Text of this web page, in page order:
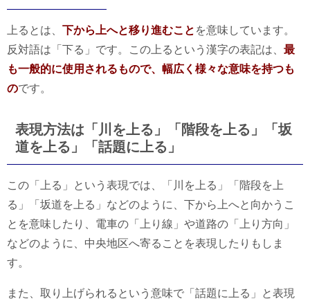
上るとは、 下から上へと移り進むこと を意味しています。
反対語は「下る」です。この上るという漢字の表記は、 最
も一般的に使用されるもので、幅広く様々な意味を持つも
のです。
表現方法は「川を上る」「階段を上る」「坂
道を上る」「話題に上る」
この「上る」という表現では、「川を上る」「階段を上
る」「坂道を上る」などのように、下から上へと向かうこ
とを意味したり、電車の「上り線」や道路の「上り方向」
などのように、中央地区へ寄ることを表現したりもしま
す。
また、取り上げられるという意味で「話題に上る」と表現